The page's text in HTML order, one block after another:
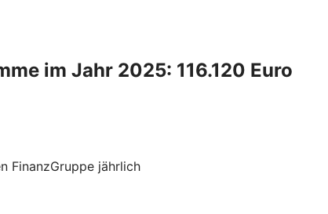
im Jahr 2025: 116.120 Euro
FinanzGruppe jährlich